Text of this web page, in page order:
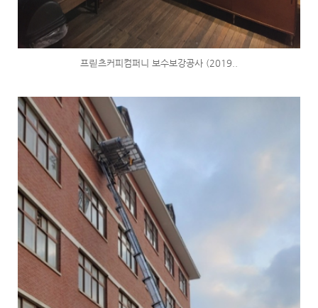
프릳츠커피컴퍼니 보수보강공사 (2019..